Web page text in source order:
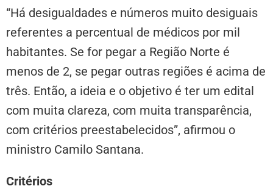
“Há desigualdades e números muito desiguais
referentes a percentual de médicos por mil
habitantes. Se for pegar a Região Norte é
menos de 2, se pegar outras regiões é acima de
três. Então, a ideia e o objetivo é ter um edital
com muita clareza, com muita transparência,
com critérios preestabelecidos”, afirmou o
ministro Camilo Santana.
Critérios